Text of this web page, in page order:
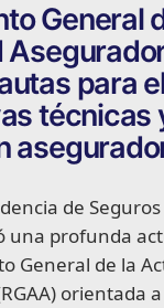
General
para
técnicas
de Seguros
una profunda
General de la
orientada